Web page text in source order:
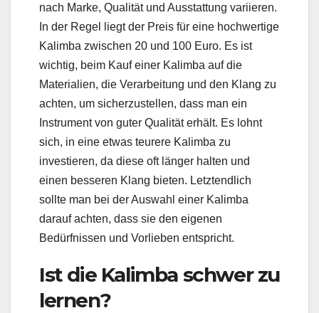
nach Marke, Qualität und Ausstattung variieren.
In der Regel liegt der Preis für eine hochwertige
Kalimba zwischen 20 und 100 Euro. Es ist
wichtig, beim Kauf einer Kalimba auf die
Materialien, die Verarbeitung und den Klang zu
achten, um sicherzustellen, dass man ein
Instrument von guter Qualität erhält. Es lohnt
sich, in eine etwas teurere Kalimba zu
investieren, da diese oft länger halten und
einen besseren Klang bieten. Letztendlich
sollte man bei der Auswahl einer Kalimba
darauf achten, dass sie den eigenen
Bedürfnissen und Vorlieben entspricht.
Ist die Kalimba schwer zu
lernen?